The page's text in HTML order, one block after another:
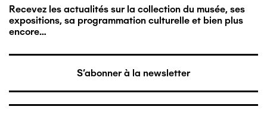
Recevez les actualités sur la collection du musée, ses
expositions, sa programmation culturelle et bien plus
encore…
S'abonner à la newsletter